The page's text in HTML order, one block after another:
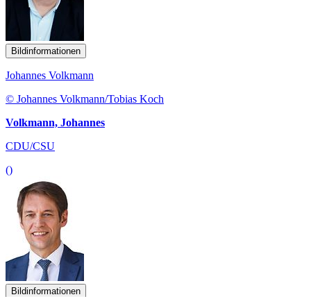
Bildinformationen
Johannes Volkmann
© Johannes Volkmann/Tobias Koch
Volkmann, Johannes
CDU/CSU
()
Bildinformationen